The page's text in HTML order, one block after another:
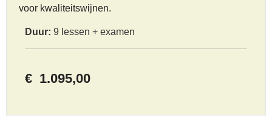
voor kwaliteitswijnen.
Duur: 9 lessen + examen
€ 1.095,00